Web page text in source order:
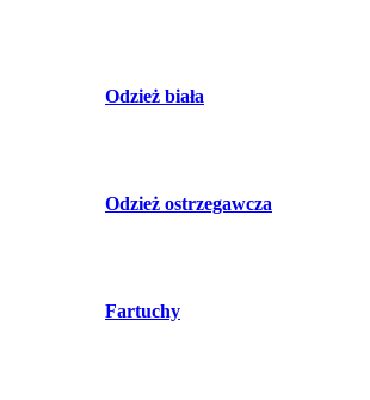
Odzież biała
Odzież ostrzegawcza
Fartuchy